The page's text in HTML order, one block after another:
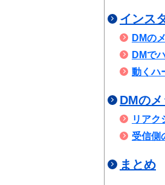
インス
DMの
DMで
動くハ
DMの
リアク
受信側
まとめ